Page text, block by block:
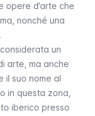
opere d’arte che
nonché una
un
arte, ma anche
il suo nome al
in questa zona,
iberico presso